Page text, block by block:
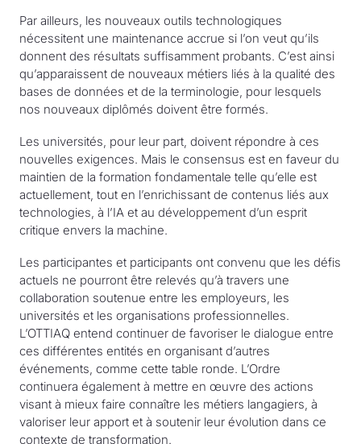
Par ailleurs, les nouveaux outils technologiques
nécessitent une maintenance accrue si l’on veut qu’ils
donnent des résultats suffisamment probants. C’est ainsi
qu’apparaissent de nouveaux métiers liés à la qualité des
bases de données et de la terminologie, pour lesquels
nos nouveaux diplômés doivent être formés.
Les universités, pour leur part, doivent répondre à ces
nouvelles exigences. Mais le consensus est en faveur du
maintien de la formation fondamentale telle qu’elle est
actuellement, tout en l’enrichissant de contenus liés aux
technologies, à l’IA et au développement d’un esprit
critique envers la machine.
Les participantes et participants ont convenu que les défis
actuels ne pourront être relevés qu’à travers une
collaboration soutenue entre les employeurs, les
universités et les organisations professionnelles.
L’OTTIAQ entend continuer de favoriser le dialogue entre
ces différentes entités en organisant d’autres
événements, comme cette table ronde. L’Ordre
continuera également à mettre en œuvre des actions
visant à mieux faire connaître les métiers langagiers, à
valoriser leur apport et à soutenir leur évolution dans ce
contexte de transformation.